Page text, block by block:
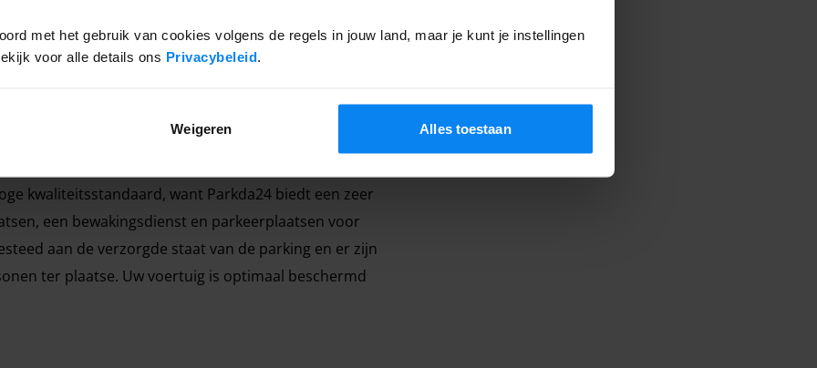
met het gebruik van cookies volgens de regels in jouw land, maar je kunt je instellingen
voor alle details ons Privacybeleid.
Weigeren Alles toestaan
kwaliteitsstandaard, want Parkda24 biedt een zeer
een bewakingsdienst en parkeerplaatsen voor
aan de verzorgde staat van de parking en er zijn
ter plaatse. Uw voertuig is optimaal beschermd